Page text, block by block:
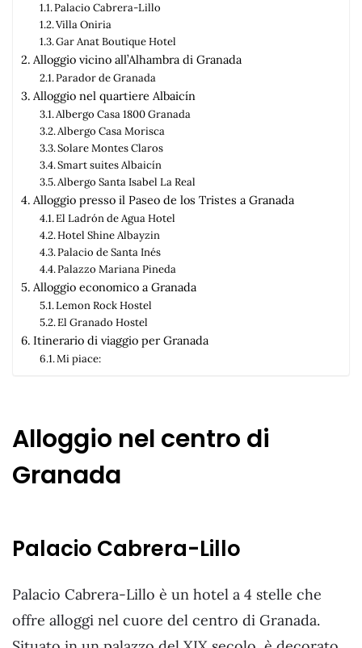
Palacio Cabrera-Lillo
Villa Oniria
Gar Anat Boutique Hotel
Alloggio vicino all’Alhambra di Granada
Parador de Granada
Alloggio nel quartiere Albaicín
Albergo Casa 1800 Granada
Albergo Casa Morisca
Solare Montes Claros
Smart suites Albaicín
Albergo Santa Isabel La Real
Alloggio presso il Paseo de los Tristes a Granada
El Ladrón de Agua Hotel
Hotel Shine Albayzin
Palacio de Santa Inés
Palazzo Mariana Pineda
Alloggio economico a Granada
Lemon Rock Hostel
El Granado Hostel
Itinerario di viaggio per Granada
Mi piace:
Alloggio nel centro di
Granada
Palacio Cabrera-Lillo
Palacio Cabrera-Lillo è un hotel a 4 stelle che
offre alloggi nel cuore del centro di Granada.